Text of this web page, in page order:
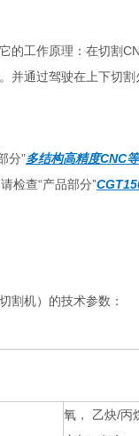
作原理：在切割
并通过驾驶在上下切
分”多结构高精度CNC
检查“产品部分”
割机）的技术参数：
氧， 乙炔/丙